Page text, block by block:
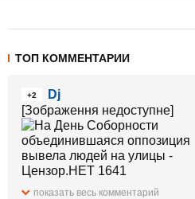
ТОП КОММЕНТАРИИ
+2
Dj
[Зображення недоступне]
показать весь комментарий